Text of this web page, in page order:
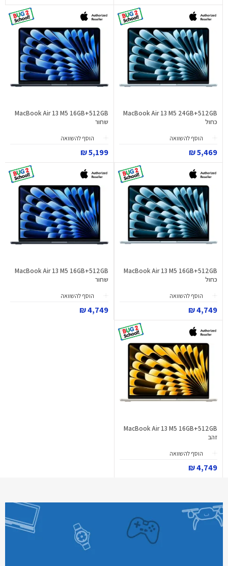
MacBook Air 13 M5 24GB+512GB
כחול
הוסף להשוואה
5,469 ₪
MacBook Air 13 M5 16GB+512GB
שחור
הוסף להשוואה
5,199 ₪
MacBook Air 13 M5 16GB+512GB
כחול
הוסף להשוואה
4,749 ₪
MacBook Air 13 M5 16GB+512GB
שחור
הוסף להשוואה
4,749 ₪
MacBook Air 13 M5 16GB+512GB
זהב
הוסף להשוואה
4,749 ₪